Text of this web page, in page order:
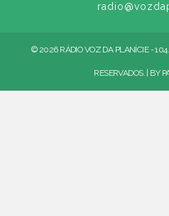
© 2026 RÁDIO VOZ DA PLANÍCIE -
RESERVADOS. | BY